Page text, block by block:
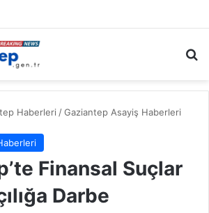
Haberleri /Gaziantep Asayiş Haberleri
Finansal Suçlar
Darbe